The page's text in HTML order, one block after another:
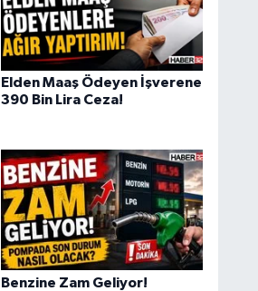
Elden Maaş Ödeyen İşverene
390 Bin Lira Ceza!
Benzine Zam Geliyor!